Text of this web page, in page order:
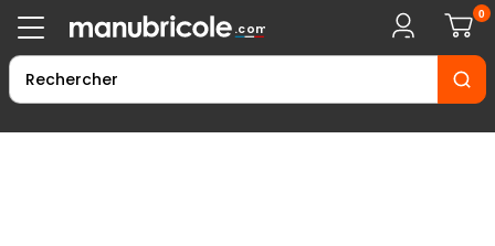
.com
0